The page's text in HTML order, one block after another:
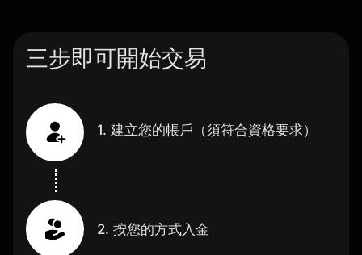
三步即可開始交易
1. 建立您的帳戶（須符合資格要求）
2. 按您的方式入金